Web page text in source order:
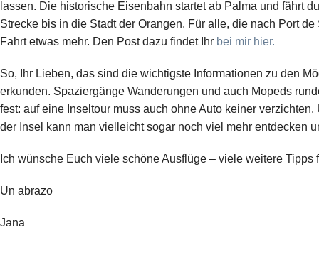
lassen. Die historische Eisenbahn startet ab Palma und fährt
Strecke bis in die Stadt der Orangen. Für alle, die nach Port
Fahrt etwas mehr. Den Post dazu findet Ihr bei mir hier.
So, Ihr Lieben, das sind die wichtigste Informationen zu den
erkunden. Spaziergänge Wanderungen und auch Mopeds
fest: auf eine Inseltour muss auch ohne Auto keiner
der Insel kann man vielleicht sogar noch viel mehr entdecken
Ich wünsche Euch viele schöne Ausflüge – viele weitere
Un abrazo
Jana